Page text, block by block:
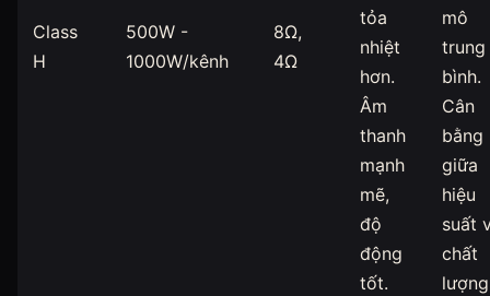
Class
H
500W -
1000W/kênh
8Ω,
4Ω
tỏa
nhiệt
hơn.
Âm
thanh
mạnh
mẽ,
độ
động
tốt.
mô
trung
bình.
Cân
bằng
giữa
hiệu
suất
chất